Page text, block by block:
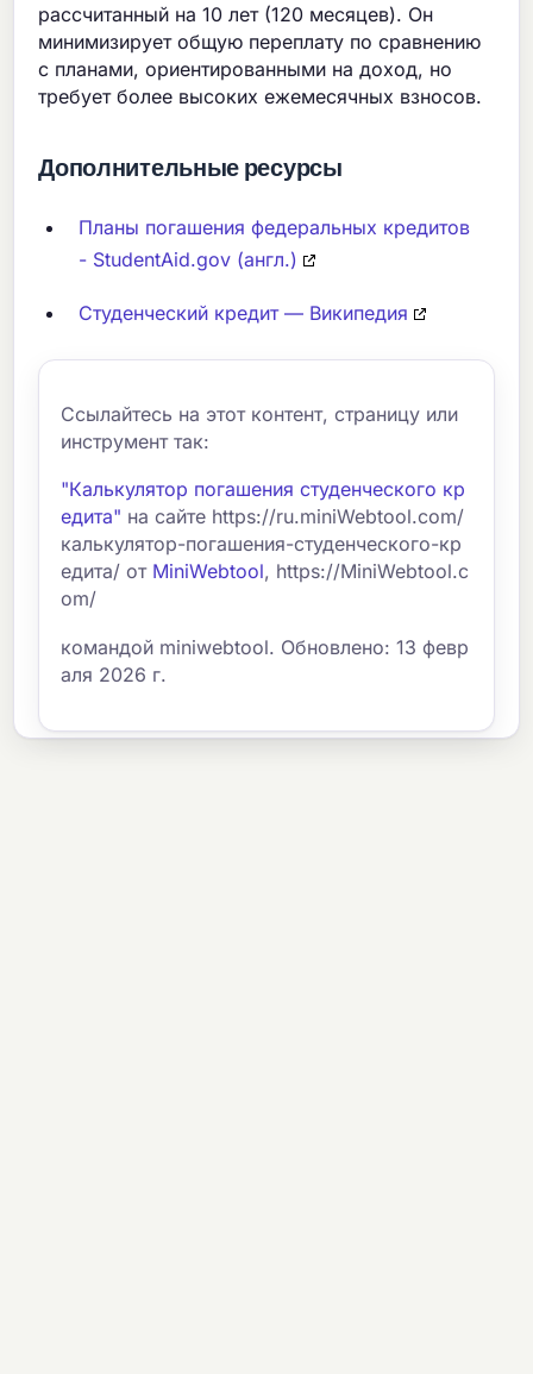
рассчитанный на 10 лет (120 месяцев). Он
минимизирует общую переплату по сравнению
с планами, ориентированными на доход, но
требует более высоких ежемесячных взносов.
Дополнительные ресурсы
Планы погашения федеральных кредитов
- StudentAid.gov (англ.)
Студенческий кредит — Википедия
Ссылайтесь на этот контент, страницу или
инструмент так:
"Калькулятор погашения студенческого кр
едита" на сайте https://ru.miniWebtool.com/
калькулятор-погашения-студенческого-кр
едита/ от MiniWebtool, https://MiniWebtool.c
om/
командой miniwebtool. Обновлено: 13 февр
аля 2026 г.